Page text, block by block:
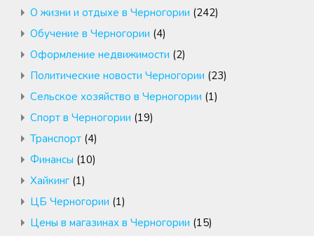
О жизни и отдыхе в Черногории (242)
Обучение в Черногории (4)
Оформление недвижимости (2)
Политические новости Черногории (23)
Сельское хозяйство в Черногории (1)
Спорт в Черногории (19)
Транспорт (4)
Финансы (10)
Хайкинг (1)
ЦБ Черногории (1)
Цены в магазинах в Черногории (15)